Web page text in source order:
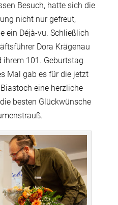
Besuch, hatte sich die
nicht nur gefreut,
ein Déjà-vu. Schließlich
Dora Krägenau
ihrem 101. Geburtstag
Mal gab es für die jetzt
eine herzliche
besten Glückwünsche